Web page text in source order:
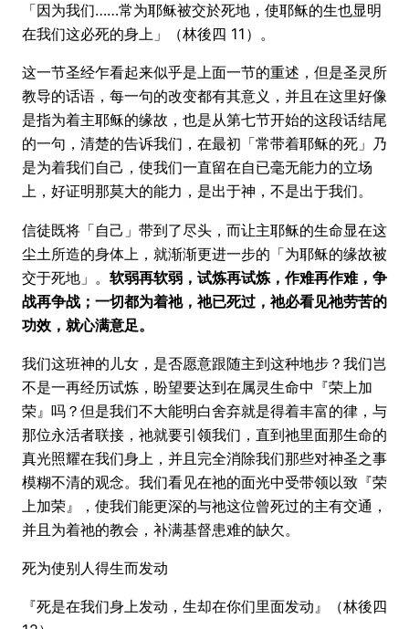
「因为我们……常为耶稣被交於死地，使耶稣的生也显明
在我们这必死的身上」（林後四 11）。
这一节圣经乍看起来似乎是上面一节的重述，但是圣灵所
教导的话语，每一句的改变都有其意义，并且在这里好像
是指为着主耶稣的缘故，也是从第七节开始的这段话结尾
的一句，清楚的告诉我们，在最初「常带着耶稣的死」乃
是为着我们自己，使我们一直留在自已毫无能力的立场
上，好证明那莫大的能力，是出于神，不是出于我们。
信徒既将「自己」带到了尽头，而让主耶稣的生命显在这
尘土所造的身体上，就渐渐更进一步的「为耶稣的缘故被
交于死地」。 软弱再软弱，试炼再试炼，作难再作难，争
战再争战；一切都为着祂，祂已死过，祂必看见祂劳苦的
功效，就心满意足。
我们这班神的儿女，是否愿意跟随主到这种地步？我们岂
不是一再经历试炼，盼望要达到在属灵生命中『荣上加
荣』吗？但是我们不大能明白舍弃就是得着丰富的律，与
那位永活者联接，祂就要引领我们，直到祂里面那生命的
真光照耀在我们身上，并且完全消除我们那些对神圣之事
模糊不清的观念。我们看见在祂的面光中受带领以致『荣
上加荣』，使我们能更深的与祂这位曾死过的主有交通，
并且为着祂的教会，补满基督患难的缺欠。
死为使别人得生而发动
『死是在我们身上发动，生却在你们里面发动』（林後四